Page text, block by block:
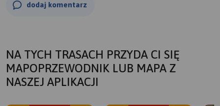
dodaj komentarz
NA TYCH TRASACH PRZYDA CI SIĘ
MAPOPRZEWODNIK LUB MAPA Z
NASZEJ APLIKACJI